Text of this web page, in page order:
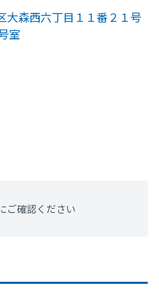
大森西六丁目１１番２１号
室
ご確認ください